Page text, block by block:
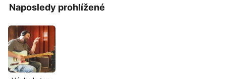
Naposledy prohlížené